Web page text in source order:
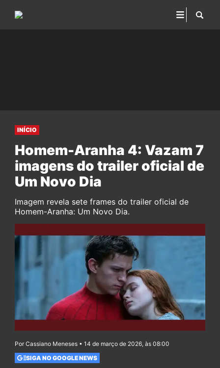
INÍCIO
Homem-Aranha 4: Vazam 7
imagens do trailer oficial de
Um Novo Dia
Imagem revela sete frames do trailer oficial de
Homem-Aranha: Um Novo Dia.
Por Cassiano Meneses • 14 de março de 2026, às 08:00
SIGA NO GOOGLE NEWS